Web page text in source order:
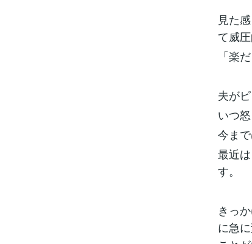
見た
て威
「楽
夫が
いつ
今ま
最近
す。
きっ
に急